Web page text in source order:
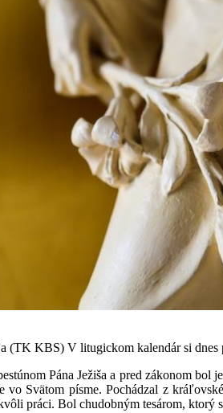
(TK KBS) V litugickom kalendár si dnes
Pána Ježiša a pred zákonom
vo Svätom písme. Pochádzal z
práci. Bol chudobným tesárom, ktorý